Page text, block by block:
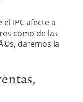
el IPC afecte a
como de las
daremos la